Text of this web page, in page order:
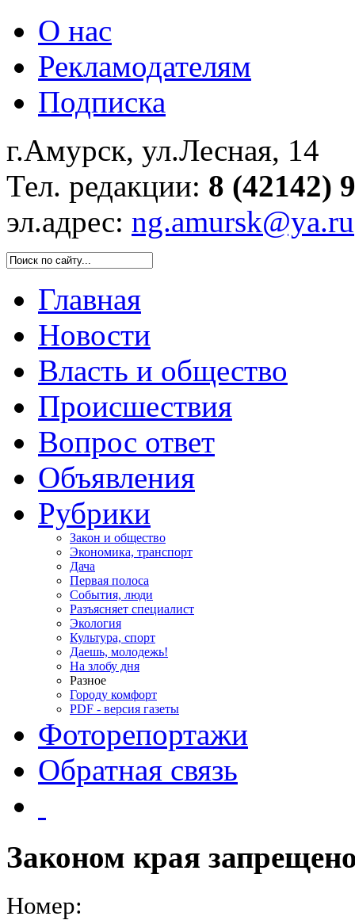
О нас
Рекламодателям
Подписка
г.Амурск, ул.Лесная, 14
Тел. редакции: 8 (42142)
эл.адрес: ng.amursk@ya.ru
Главная
Новости
Власть и общество
Происшествия
Вопрос ответ
Объявления
Рубрики
Закон и общество
Экономика, транспорт
Дача
Первая полоса
События, люди
Разъясняет специалист
Экология
Культура, спорт
Даешь, молодежь!
На злобу дня
Разное
Городу комфорт
PDF - версия газеты
Фоторепортажи
Обратная связь
Законом края
Номер: